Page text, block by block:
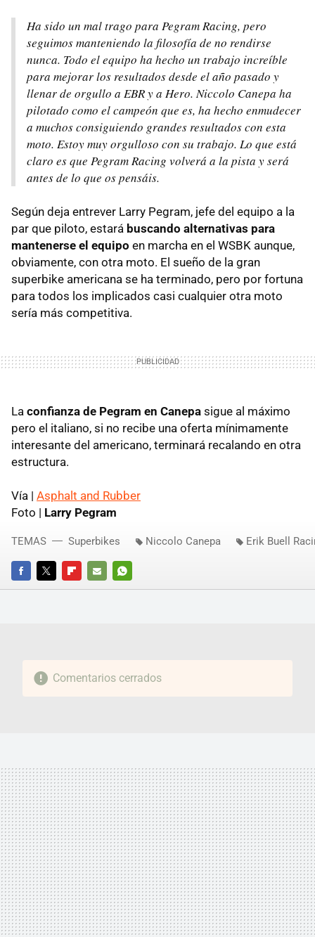
Ha sido un mal trago para Pegram Racing, pero
seguimos manteniendo la filosofía de no rendirse
nunca. Todo el equipo ha hecho un trabajo increíble
para mejorar los resultados desde el año pasado y
llenar de orgullo a EBR y a Hero. Niccolo Canepa ha
pilotado como el campeón que es, ha hecho enmudecer
a muchos consiguiendo grandes resultados con esta
moto. Estoy muy orgulloso con su trabajo. Lo que está
claro es que Pegram Racing volverá a la pista y será
antes de lo que os pensáis.
Según deja entrever Larry Pegram, jefe del equipo a la
par que piloto, estará buscando alternativas para
mantenerse el equipo en marcha en el WSBK aunque,
obviamente, con otra moto. El sueño de la gran
superbike americana se ha terminado, pero por fortuna
para todos los implicados casi cualquier otra moto
sería más competitiva.
La confianza de Pegram en Canepa sigue al máximo
pero el italiano, si no recibe una oferta mínimamente
interesante del americano, terminará recalando en otra
estructura.
Vía | Asphalt and Rubber
Foto | Larry Pegram
FACEBOOKTWITTERFLIPBOARD
E-
WHATSAPP
TEMAS Superbikes Niccolo Canepa Erik Buell
Comentarios cerrados